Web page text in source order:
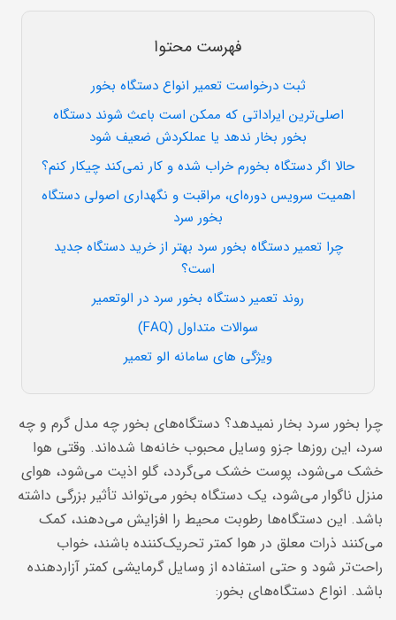
قسمت
فهرست محتوا
ثبت درخواست تعمیر انواع دستگاه بخور
اصلی‌ترین ایراداتی که ممکن است باعث شوند دستگاه
بخور بخار ندهد یا عملکردش ضعیف شود
حالا اگر دستگاه بخورم خراب شده و کار نمی‌کند چیکار کنم؟
اهمیت سرویس دوره‌ای، مراقبت و نگهداری اصولی دستگاه
بخور سرد
چرا تعمیر دستگاه بخور سرد بهتر از خرید دستگاه جدید
است؟
روند تعمیر دستگاه بخور سرد در الوتعمیر
سوالات متداول (FAQ)
ویژگی های سامانه الو تعمیر
چرا بخور سرد بخار نمیدهد؟ دستگاه‌های بخور چه مدل گرم و چه
سرد، این روزها جزو وسایل محبوب خانه‌ها شده‌اند. وقتی هوا
خشک می‌شود، پوست خشک می‌گردد، گلو اذیت می‌شود، هوای
منزل ناگوار می‌شود، یک دستگاه بخور می‌تواند تأثیر بزرگی داشته
باشد. این دستگاه‌ها رطوبت محیط را افزایش می‌دهند، کمک
می‌کنند ذرات معلق در هوا کمتر تحریک‌کننده باشند، خواب
راحت‌تر شود و حتی استفاده از وسایل گرمایشی کمتر آزاردهنده
باشد. انواع دستگاه‌های بخور: